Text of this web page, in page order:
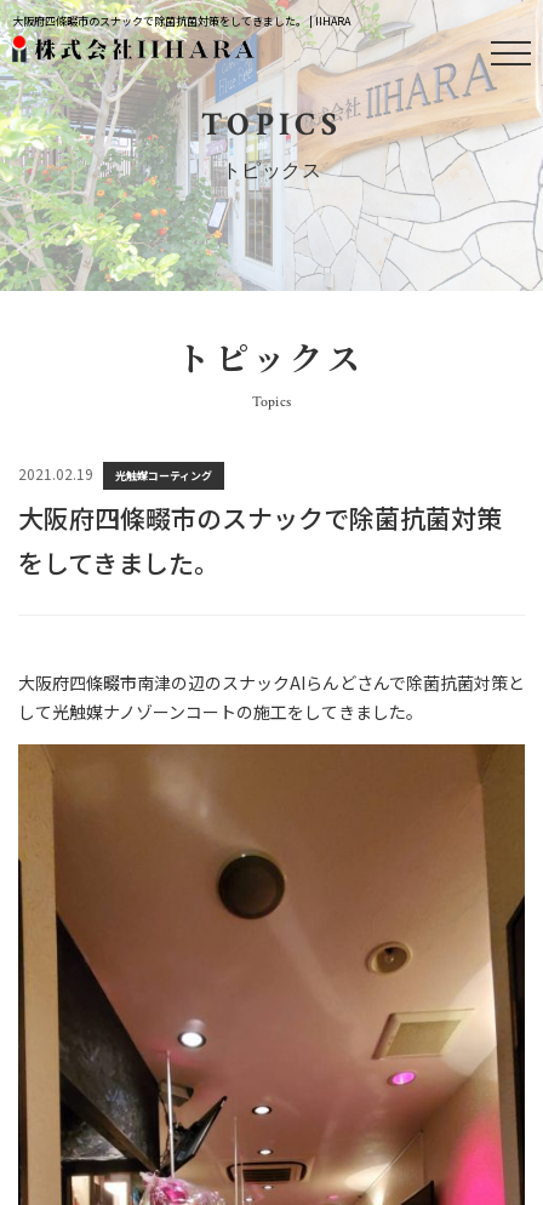
大阪府四條畷市のスナックで除菌抗菌対策をしてきました。 | IIHARA
TOPICS
トピックス
トピックス
Topics
2021.02.19 光触媒コーティング
大阪府四條畷市のスナックで除菌抗菌対策
をしてきました。
大阪府四條畷市南津の辺のスナックAIらんどさんで除菌抗菌対策と
して光触媒ナノゾーンコートの施工をしてきました。